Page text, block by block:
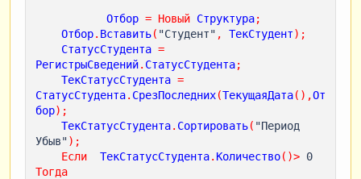
Отбор = Новый Структура;
Отбор. Вставить( "Студент" , ТекСтудент);
СтатусСтудента =
РегистрыСведений. СтатусСтудента;
ТекСтатусСтудента =
СтатусСтудента. СрезПоследних(ТекущаяДата(),От
бор);
ТекСтатусСтудента. Сортировать( "Период
Убыв");
Если
ТекСтатусСтудента. Количество()>
Тогда